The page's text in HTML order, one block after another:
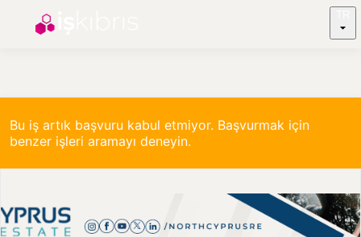
Bu iş artık başvuru kabul etmiyor. Başvurmak için
benzer işleri aramayı deneyin.